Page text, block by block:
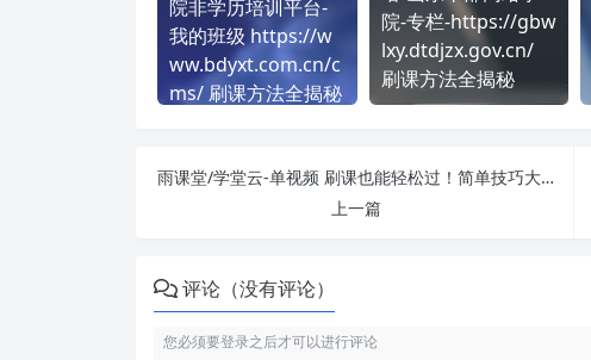
院非学历培训平台-
我的班级 https://w
ww.bdyxt.com.cn/c
ms/ 刷课方法全揭秘
院-专栏-https://gbw
lxy.dtdjzx.gov.cn/
刷课方法全揭秘
雨课堂/学堂云-单视频 刷课也能轻松过！简单技巧大公开
上一篇
评论（没有评论）